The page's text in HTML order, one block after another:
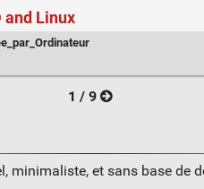
Linux
1 / 9
minimaliste, et sans base de